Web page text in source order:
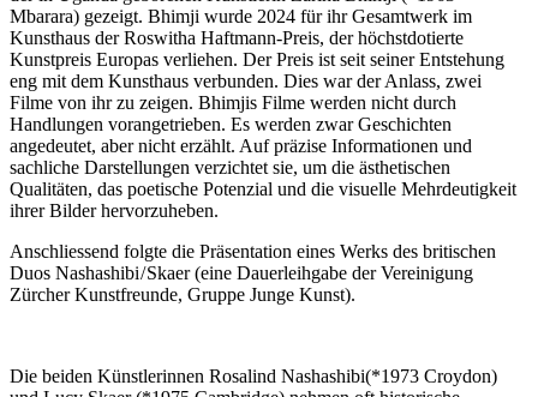
Mbarara) gezeigt. Bhimji wurde 2024 für ihr Gesamtwerk im
Kunsthaus der Roswitha Haftmann-Preis, der höchstdotierte
Kunstpreis Europas verliehen. Der Preis ist seit seiner Entstehung
eng mit dem Kunsthaus verbunden. Dies war der Anlass, zwei
Filme von ihr zu zeigen. Bhimjis Filme werden nicht durch
Handlungen vorangetrieben. Es werden zwar Geschichten
angedeutet, aber nicht erzählt. Auf präzise Informationen und
sachliche Darstellungen verzichtet sie, um die ästhetischen
Qualitäten, das poetische Potenzial und die visuelle Mehrdeutigkeit
ihrer Bilder hervorzuheben.
Anschliessend folgte die Präsentation eines Werks des britischen
Duos Nashashibi / Skaer (eine Dauerleihgabe der Vereinigung
Zürcher Kunstfreunde, Gruppe Junge Kunst).
Die beiden Künstlerinnen Rosalind Nashashibi(*1973 Croydon)